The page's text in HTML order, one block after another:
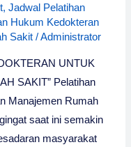
,Jadwal Pelatihan
Hukum Kedokteran
Sakit /Administrator
UNTUK
SAKIT” Pelatihan
Manajemen Rumah
saat ini semakin
masyarakat